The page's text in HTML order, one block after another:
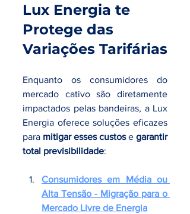
Lux Energia te
Protege das
Variações Tarifárias
Enquanto os consumidores do
mercado cativo são diretamente
impactados pelas bandeiras, a Lux
Energia oferece soluções eficazes
para mitigar esses custos e garantir
total previsibilidade:
Consumidores em Média ou
Alta Tensão - Migração para o
Mercado Livre de Energia